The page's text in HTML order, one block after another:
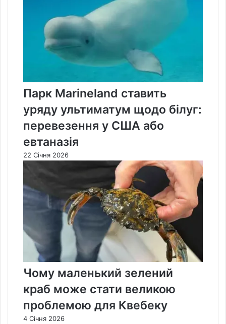
Парк Marineland ставить
уряду ультиматум щодо білуг:
перевезення у США або
евтаназія
22 Січня 2026
Чому маленький зелений
краб може стати великою
проблемою для Квебеку
4 Січня 2026